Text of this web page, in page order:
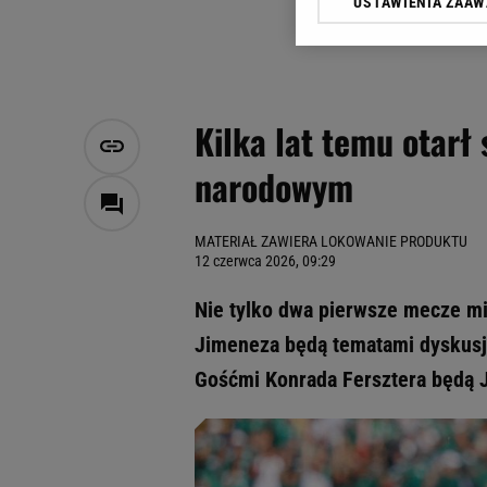
Kilka lat temu otarł
narodowym
MATERIAŁ ZAWIERA LOKOWANIE PRODUKTU
12 czerwca 2026, 09:29
Nie tylko dwa pierwsze mecze
Jimeneza będą tematami
Gośćmi Konrada Fersztera
Klikając „Akceptuję”
Zaufanych Partnerów i
My, nasi Zaufani
Użycie dokładnych
Przechowywanie